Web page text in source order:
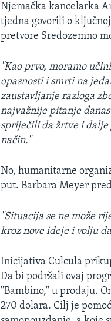
Njemačka kancelarka
tjedna govorili o
pretvore Sredozemno
''Kao prvo, moramo
opasnosti i smrti na
zaustavljanje razloga
najvažnije pitanje
spriječili da žrtve i dalje
način.''
No, humanitarne
put. Barbara Meyer
''Situacija se ne može
kroz nove ideje i volju
Inicijativa Culcula
Da bi podržali ovaj
''Bambino,'' u prodaju.
270 dolara. Cilj je